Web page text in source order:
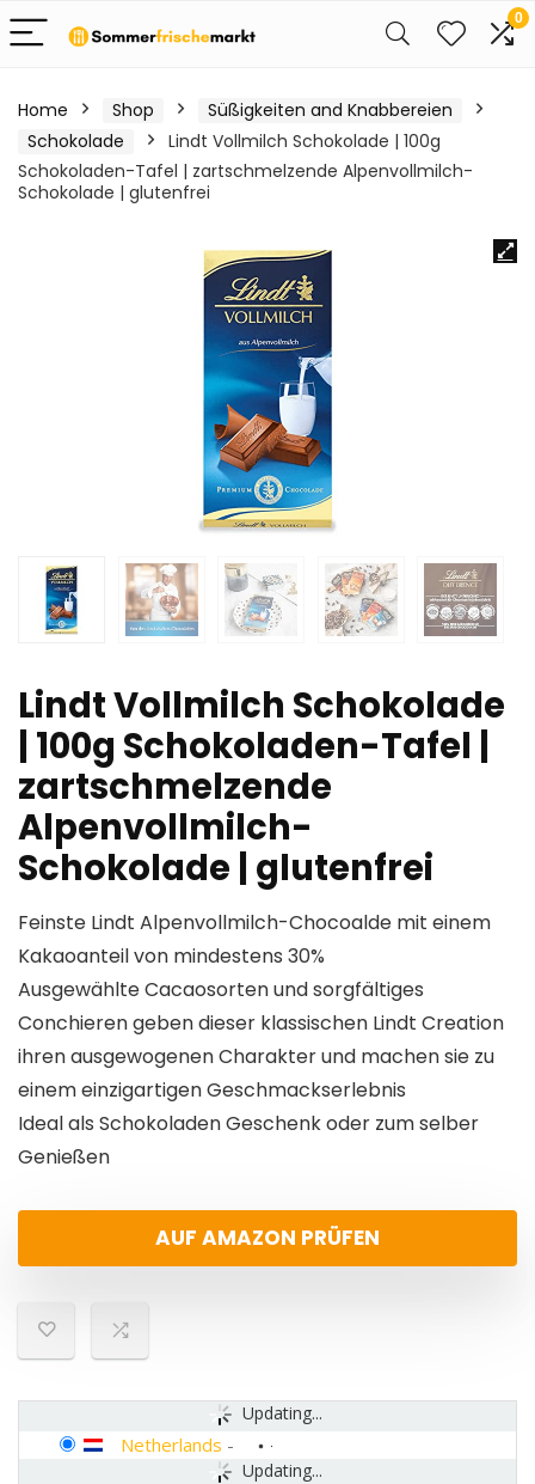
0
Home Shop
Süßigkeiten and Knabbereien
Schokolade
Lindt Vollmilch Schokolade | 100g
Schokoladen-Tafel | zartschmelzende Alpenvollmilch-
Schokolade | glutenfrei
Lindt Vollmilch Schokolade
| 100g Schokoladen-Tafel |
zartschmelzende
Alpenvollmilch-
Schokolade | glutenfrei
Feinste Lindt Alpenvollmilch-Chocoalde mit einem
Kakaoanteil von mindestens 30%
Ausgewählte Cacaosorten und sorgfältiges
Conchieren geben dieser klassischen Lindt Creation
ihren ausgewogenen Charakter und machen sie zu
einem einzigartigen Geschmackserlebnis
Ideal als Schokoladen Geschenk oder zum selber
Genießen
AUF AMAZON PRÜFEN
Updating...
Updating...
Netherlands -